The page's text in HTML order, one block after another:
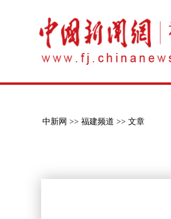
中新网 >> 福建频道 >> 文章